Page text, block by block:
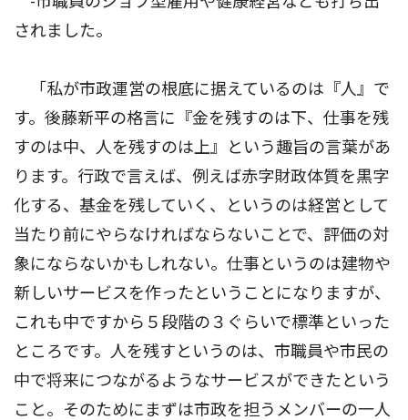
されました。
「私が市政運営の根底に据えているのは『人』で
す。後藤新平の格言に『金を残すのは下、仕事を残
すのは中、人を残すのは上』という趣旨の言葉があ
ります。行政で言えば、例えば赤字財政体質を黒字
化する、基金を残していく、というのは経営として
当たり前にやらなければならないことで、評価の対
象にならないかもしれない。仕事というのは建物や
新しいサービスを作ったということになりますが、
これも中ですから５段階の３ぐらいで標準といった
ところです。人を残すというのは、市職員や市民の
中で将来につながるようなサービスができたという
こと。そのためにまずは市政を担うメンバーの一人